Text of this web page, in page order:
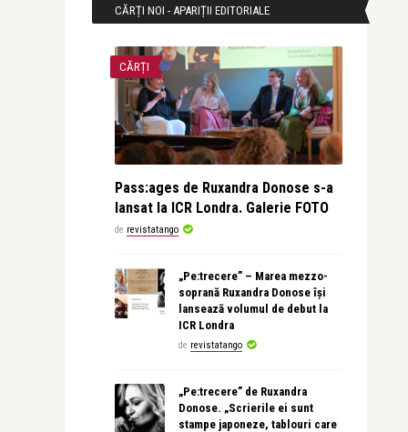
CĂRȚI NOI - APARIȚII EDITORIALE
CĂRȚI
Pass:ages de Ruxandra Donose s-a
lansat la ICR Londra. Galerie FOTO
de revistatango
„Pe:trecere” – Marea mezzo-
soprană Ruxandra Donose își
lansează volumul de debut la
ICR Londra
de revistatango
„Pe:trecere” de Ruxandra
Donose. „Scrierile ei sunt
stampe japoneze, tablouri care